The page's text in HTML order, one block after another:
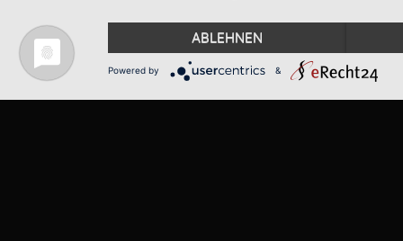
ABLEHNEN
Powered by &